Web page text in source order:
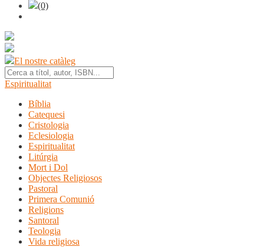
(0)
El nostre catàleg
Espiritualitat
Bíblia
Catequesi
Cristologia
Eclesiologia
Espiritualitat
Litúrgia
Mort i Dol
Objectes Religiosos
Pastoral
Primera Comunió
Religions
Santoral
Teologia
Vida religiosa